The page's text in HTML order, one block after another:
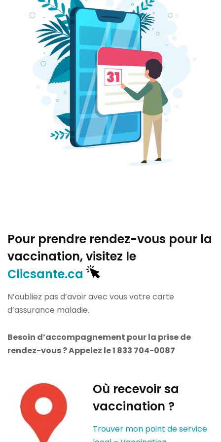
Pour prendre rendez-vous pour la
vaccination, visitez le
Clicsante.ca
N’oubliez pas d’avoir avec vous votre carte
d’assurance maladie.
Besoin d’accompagnement pour la prise de
rendez-vous ? Appelez le 1 833 704-0087
Où recevoir sa
vaccination ?
Trouver mon point de service